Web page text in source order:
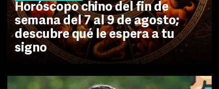
Horóscopo chino del fin de
semana del 7 al 9 de agosto;
descubre qué le espera a tu
signo